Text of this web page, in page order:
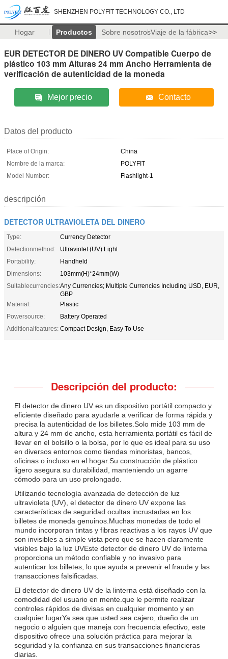
SHENZHEN POLYFIT TECHNOLOGY CO., LTD
Hogar Productos Sobre nosotrosViaje de la fábrica>>
EUR DETECTOR DE DINERO UV Compatible Cuerpo de
plástico 103 mm Alturas 24 mm Ancho Herramienta de
verificación de autenticidad de la moneda
Mejor precio Contacto
Datos del producto
Place of Origin:
China
Nombre de la marca:
POLYFIT
Model Number:
Flashlight-1
descripción
DETECTOR ULTRAVIOLETA DEL DINERO
Type:
Currency Detector
Detectionmethod:
Ultraviolet (UV) Light
Portability:
Handheld
Dimensions:
103mm(H)*24mm(W)
Suitablecurrencies:Any Currencies; Multiple Currencies Including USD, EUR,
GBP
Material:
Plastic
Powersource:
Battery Operated
Additionalfeatures: Compact Design, Easy To Use
Descripción del producto:
El detector de dinero UV es un dispositivo portátil compacto y
eficiente diseñado para ayudarle a verificar de forma rápida y
precisa la autenticidad de los billetes.Solo mide 103 mm de
altura y 24 mm de ancho, esta herramienta portátil es fácil de
llevar en el bolsillo o la bolsa, por lo que es ideal para su uso
en diversos entornos como tiendas minoristas, bancos,
oficinas o incluso en el hogar.Su construcción de plástico
ligero asegura su durabilidad, manteniendo un agarre
cómodo para un uso prolongado.
Utilizando tecnología avanzada de detección de luz
ultravioleta (UV), el detector de dinero UV expone las
características de seguridad ocultas incrustadas en los
billetes de moneda genuinos.Muchas monedas de todo el
mundo incorporan tintas y fibras reactivas a los rayos UV que
son invisibles a simple vista pero que se hacen claramente
visibles bajo la luz UVEste detector de dinero UV de linterna
proporciona un método confiable y no invasivo para
autenticar los billetes, lo que ayuda a prevenir el fraude y las
transacciones falsificadas.
El detector de dinero UV de la linterna está diseñado con la
comodidad del usuario en mente.que le permite realizar
controles rápidos de divisas en cualquier momento y en
cualquier lugarYa sea que usted sea cajero, dueño de un
negocio o alguien que maneja con frecuencia efectivo, este
dispositivo ofrece una solución práctica para mejorar la
seguridad y la confianza en sus transacciones financieras
diarias.